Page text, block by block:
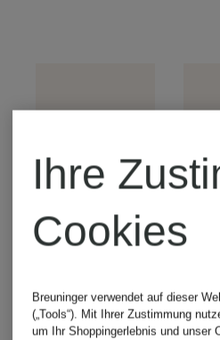
+Aktionsrabatt
Ihre
Cookies
Breuninger verwendet auf dieser
(„Tools“). Mit Ihrer Zustimmung
um Ihr Shoppingerlebnis und unser